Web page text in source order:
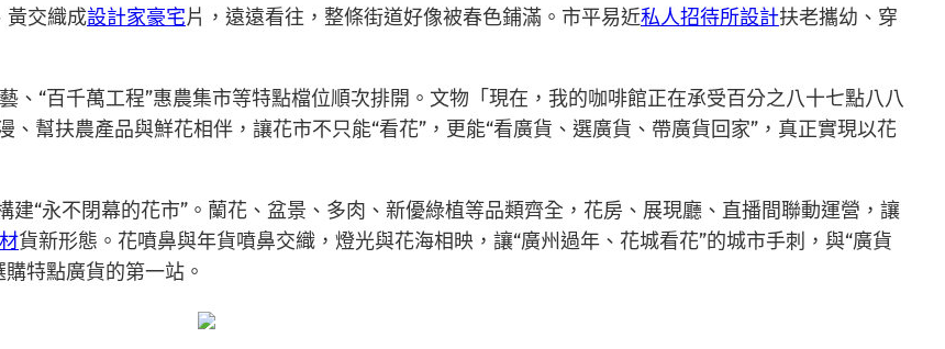
黃交織成設計家豪宅片，遠遠看往，整條街道好像被春色鋪滿。市平易近私人招待所設計扶老攜幼、穿
、“百千萬工程”惠農集市等特點檔位順次排開。文物「現在，我的咖啡館正在承受百分之八十七點八八
幫扶農產品與鮮花相伴，讓花市不只能“看花”，更能“看廣貨、選廣貨、帶廣貨回家”，真正實現以花
“永不閉幕的花市”。蘭花、盆景、多肉、新優綠植等品類齊全，花房、展現廳、直播間聯動運營，讓
貨新形態。花噴鼻與年貨噴鼻交織，燈光與花海相映，讓“廣州過年、花城看花”的城市手刺，與“廣貨
特點廣貨的第一站。